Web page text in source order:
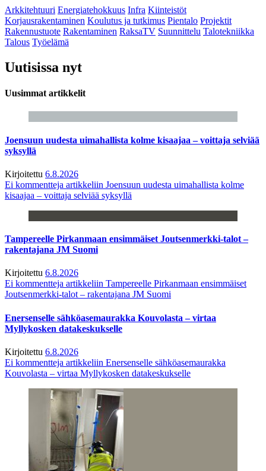
Arkkitehtuuri Energiatehokkuus Infra Kiinteistöt
Korjausrakentaminen Koulutus ja tutkimus Pientalo Projektit
Rakennustuote Rakentaminen RaksaTV Suunnittelu Talotekniikka
Talous Työelämä
Uutisissa nyt
Uusimmat artikkelit
Joensuun uudesta uimahallista kolme kisaajaa – voittaja selviää
syksyllä
Kirjoitettu 6.8.2026
Ei kommentteja artikkeliin Joensuun uudesta uimahallista kolme
kisaajaa – voittaja selviää syksyllä
Tampereelle Pirkanmaan ensimmäiset Joutsenmerkki-talot –
rakentajana JM Suomi
Kirjoitettu 6.8.2026
Ei kommentteja artikkeliin Tampereelle Pirkanmaan ensimmäiset
Joutsenmerkki-talot – rakentajana JM Suomi
Enersenselle sähköasemaurakka Kouvolasta – virtaa
Myllykosken datakeskukselle
Kirjoitettu 6.8.2026
Ei kommentteja artikkeliin Enersenselle sähköasemaurakka
Kouvolasta – virtaa Myllykosken datakeskukselle